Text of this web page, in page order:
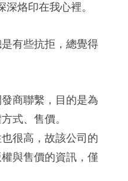
烙印在我心裡。
有些抗拒，總覺得
商聯繫，目的是為
式、售價。
很高，故該公司的
與售價的資訊，僅